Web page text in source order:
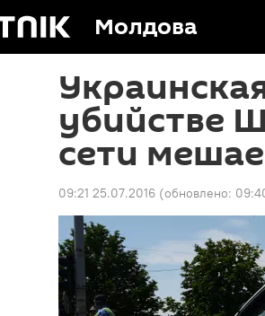
Молдова
убийстве
сети
09:21 25.07.2016 (обновлено: